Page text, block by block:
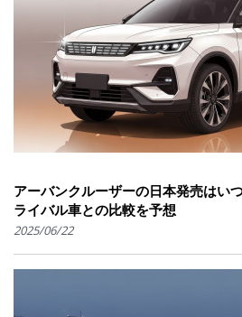
アーバンクルーザーの日本発売はい
ライバル車との比較を予想
2025/06/22